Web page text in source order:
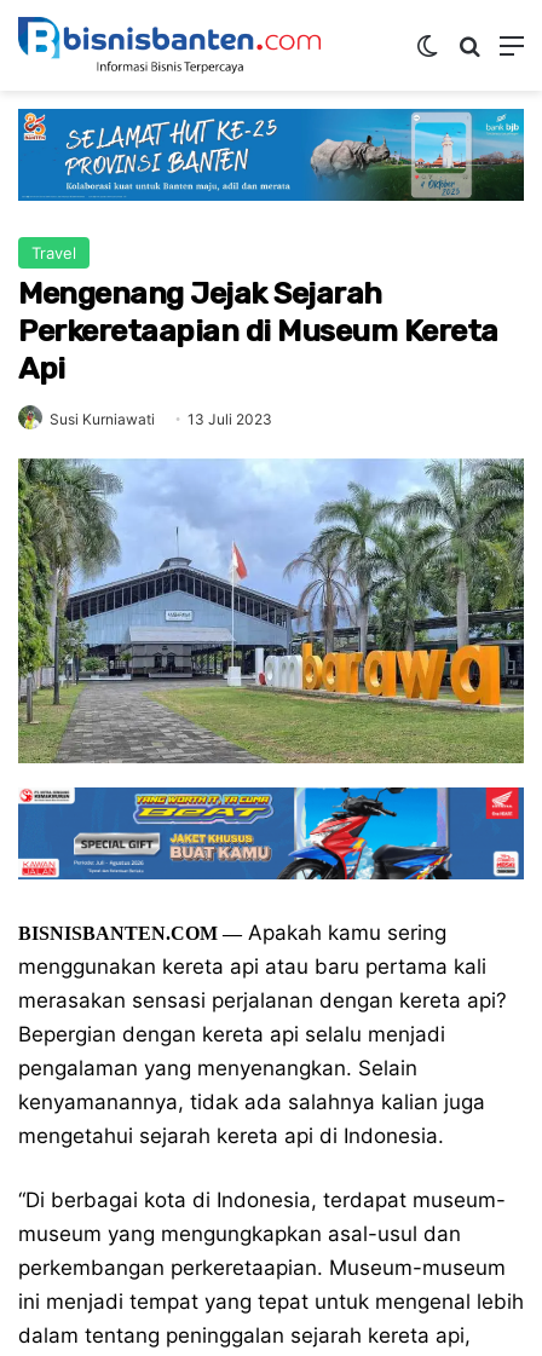
Switch skin
Travel
Mengenang Jejak Sejarah
Perkeretaapian di Museum Kereta
Api
Susi Kurniawati 13 Juli 2023
BISNISBANTEN.COM —Apakah kamu sering
menggunakan kereta api atau baru pertama kali
merasakan sensasi perjalanan dengan kereta api?
Bepergian dengan kereta api selalu menjadi
pengalaman yang menyenangkan. Selain
kenyamanannya, tidak ada salahnya kalian juga
mengetahui sejarah kereta api di Indonesia.
“Di berbagai kota di Indonesia, terdapat museum-
museum yang mengungkapkan asal-usul dan
perkembangan perkeretaapian. Museum-museum
ini menjadi tempat yang tepat untuk mengenal lebih
dalam tentang peninggalan sejarah kereta api,